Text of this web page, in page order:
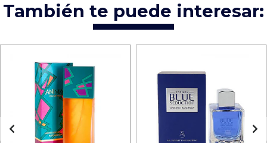
También te puede interesar: